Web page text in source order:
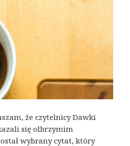
że czytelnicy Dawki
się olbrzymim
wybrany cytat, który